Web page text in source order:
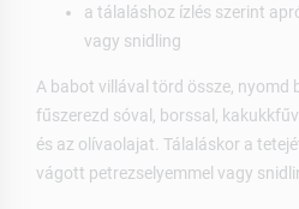
a tálaláshoz ízlés szerint
vagy snidling
A babot villával törd össze, nyomd
fűszerezd sóval, borssal,
és az olívaolajat. Tálaláskor a
vágott petrezselyemmel vagy